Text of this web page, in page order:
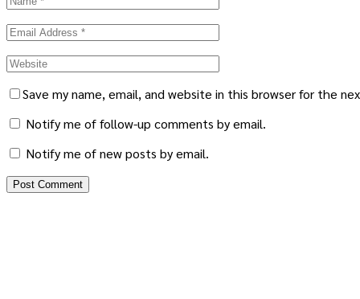
Save my name, email, and website in this browser for the
Notify me of follow-up comments by email.
Notify me of new posts by email.